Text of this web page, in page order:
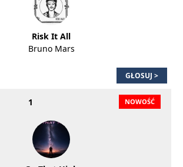
Risk It All
Bruno Mars
GŁOSUJ >
1